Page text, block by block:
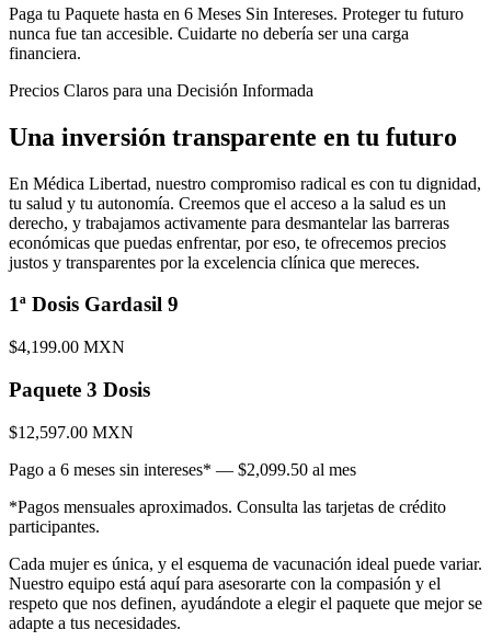
Paga tu Paquete hasta en 6 Meses Sin Intereses. Proteger tu futuro
nunca fue tan accesible. Cuidarte no debería ser una carga
financiera.
Precios Claros para una Decisión Informada
Una inversión transparente en tu futuro
En Médica Libertad, nuestro compromiso radical es con tu dignidad,
tu salud y tu autonomía. Creemos que el acceso a la salud es un
derecho, y trabajamos activamente para desmantelar las barreras
económicas que puedas enfrentar, por eso, te ofrecemos precios
justos y transparentes por la excelencia clínica que mereces.
1ª Dosis Gardasil 9
$4,199.00 MXN
Paquete 3 Dosis
$12,597.00 MXN
Pago a 6 meses sin intereses* — $2,099.50 al mes
*Pagos mensuales aproximados. Consulta las tarjetas de crédito
participantes.
Cada mujer es única, y el esquema de vacunación ideal puede variar.
Nuestro equipo está aquí para asesorarte con la compasión y el
respeto que nos definen, ayudándote a elegir el paquete que mejor se
adapte a tus necesidades.